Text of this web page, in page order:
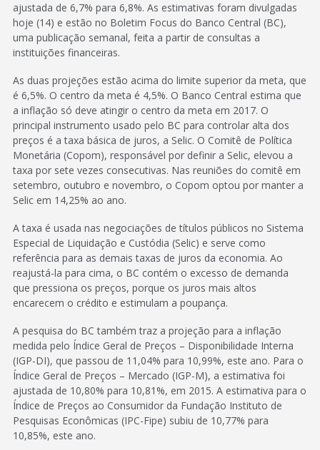
ajustada de 6,7% para 6,8%. As estimativas foram divulgadas
hoje (14) e estão no Boletim Focus do Banco Central (BC),
uma publicação semanal, feita a partir de consultas a
instituições financeiras.
As duas projeções estão acima do limite superior da meta, que
é 6,5%. O centro da meta é 4,5%. O Banco Central estima que
a inflação só deve atingir o centro da meta em 2017. O
principal instrumento usado pelo BC para controlar alta dos
preços é a taxa básica de juros, a Selic. O Comitê de Política
Monetária (Copom), responsável por definir a Selic, elevou a
taxa por sete vezes consecutivas. Nas reuniões do comitê em
setembro, outubro e novembro, o Copom optou por manter a
Selic em 14,25% ao ano.
A taxa é usada nas negociações de títulos públicos no Sistema
Especial de Liquidação e Custódia (Selic) e serve como
referência para as demais taxas de juros da economia. Ao
reajustá-la para cima, o BC contém o excesso de demanda
que pressiona os preços, porque os juros mais altos
encarecem o crédito e estimulam a poupança.
A pesquisa do BC também traz a projeção para a inflação
medida pelo Índice Geral de Preços – Disponibilidade Interna
(IGP-DI), que passou de 11,04% para 10,99%, este ano. Para o
Índice Geral de Preços – Mercado (IGP-M), a estimativa foi
ajustada de 10,80% para 10,81%, em 2015. A estimativa para o
Índice de Preços ao Consumidor da Fundação Instituto de
Pesquisas Econômicas (IPC-Fipe) subiu de 10,77% para
10,85%, este ano.